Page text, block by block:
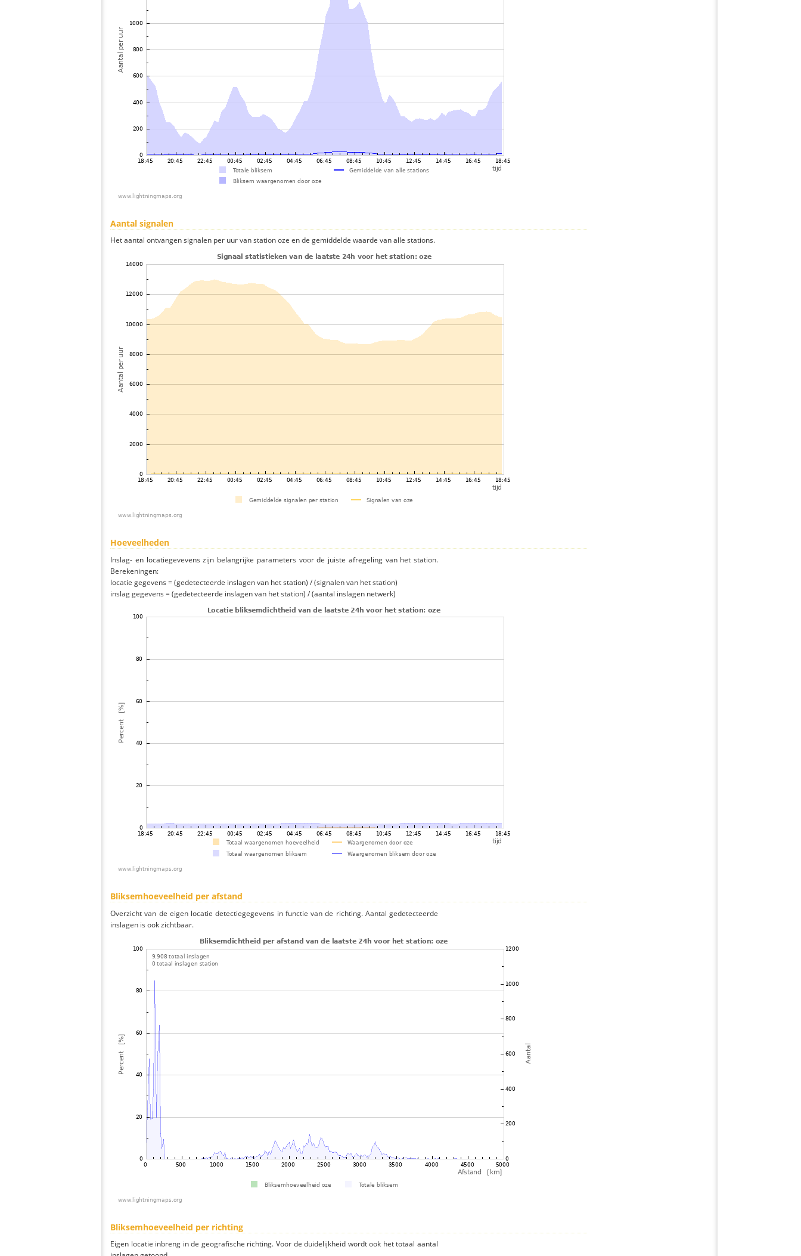
Aantal signalen
Het aantal ontvangen signalen per uur van station oze en de gemiddelde waarde van alle stations.
Hoeveelheden
Inslag- en locatiegevevens zijn belangrijke parameters voor de juiste afregeling van het station.
Berekeningen:
locatie gegevens = (gedetecteerde inslagen van het station) / (signalen van het station)
inslag gegevens = (gedetecteerde inslagen van het station) / (aantal inslagen netwerk)
Bliksemhoeveelheid per afstand
Overzicht van de eigen locatie detectiegegevens in functie van de richting. Aantal gedetecteerde
inslagen is ook zichtbaar.
Bliksemhoeveelheid per richting
Eigen locatie inbreng in de geografische richting. Voor de duidelijkheid wordt ook het totaal aantal